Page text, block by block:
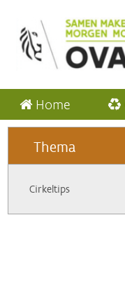
Home
Thema
Cirkeltips